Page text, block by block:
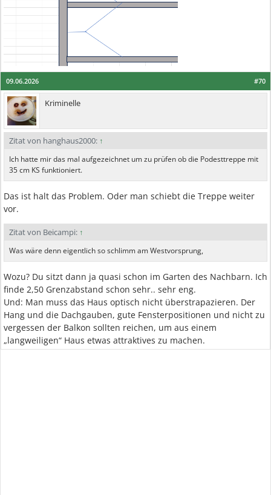
#70
09.06.2026
Kriminelle
Zitat von hanghaus2000: ↑
Ich hatte mir das mal aufgezeichnet um zu prüfen ob die Podesttreppe mit
35 cm KS funktioniert.
Das ist halt das Problem. Oder man schiebt die Treppe weiter
vor.
Zitat von Beicampi: ↑
Was wäre denn eigentlich so schlimm am Westvorsprung,
Wozu? Du sitzt dann ja quasi schon im Garten des Nachbarn. Ich
finde 2,50 Grenzabstand schon sehr.. sehr eng.
Und: Man muss das Haus optisch nicht überstrapazieren. Der
Hang und die Dachgauben, gute Fensterpositionen und nicht zu
vergessen der Balkon sollten reichen, um aus einem
„langweiligen“ Haus etwas attraktives zu machen.